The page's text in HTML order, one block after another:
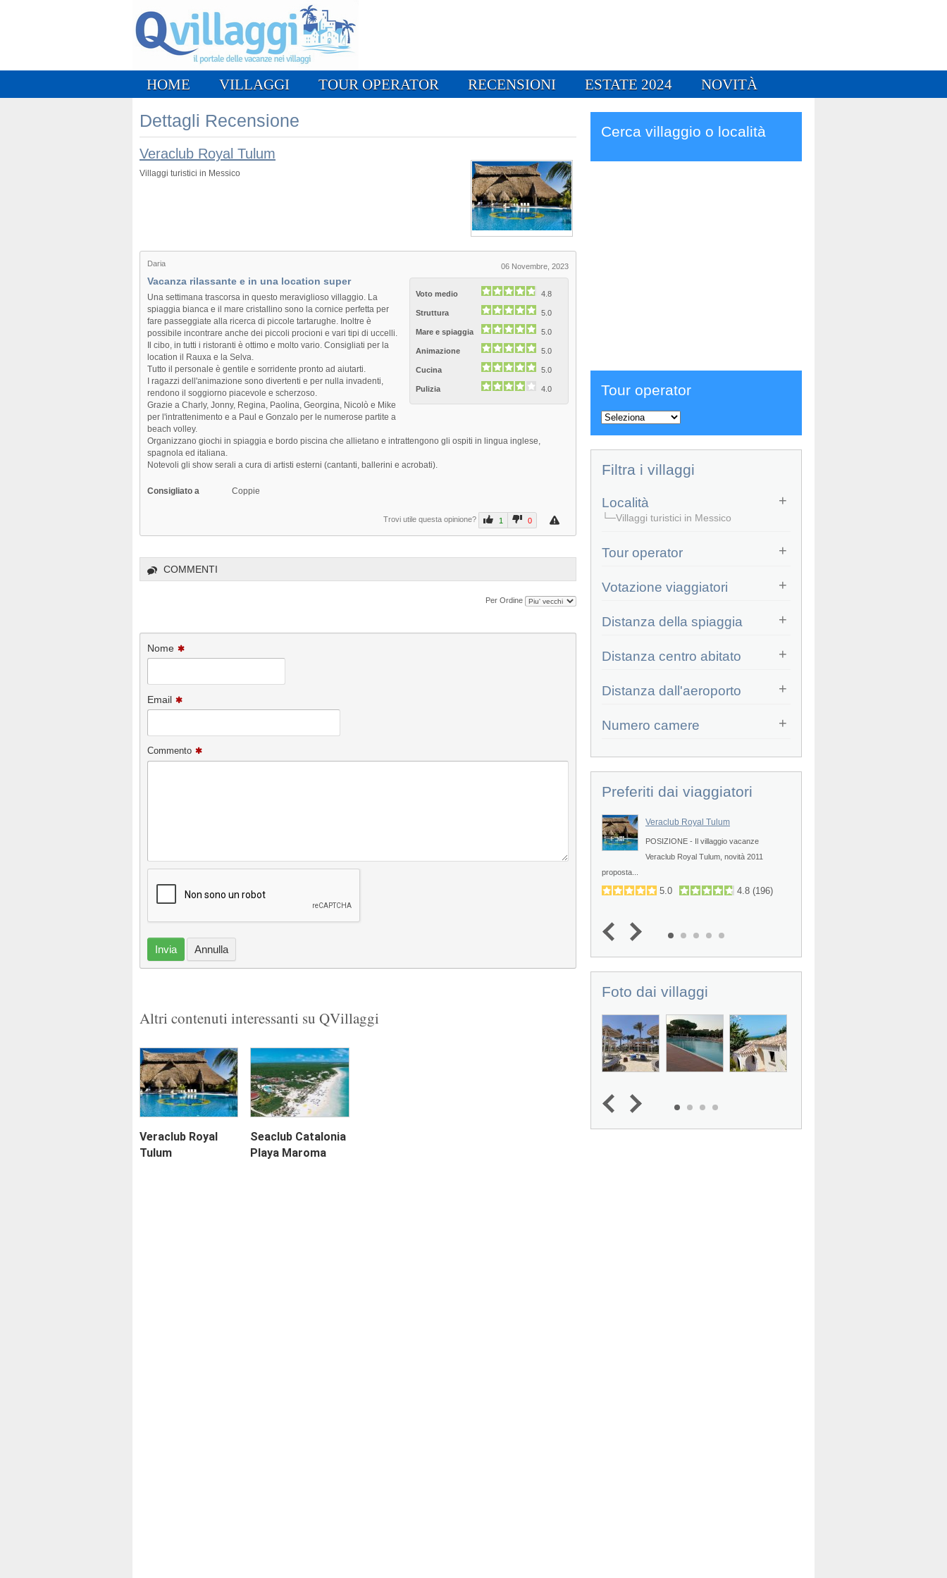
HOME VILLAGGI TOUR OPERATOR RECENSIONI ESTATE 2024 NOVITÀ
Dettagli Recensione
Veraclub Royal Tulum
Villaggi turistici in Messico
06 Novembre, 2023
Daria
Voto medio 4.8
Struttura 5.0
Mare e spiaggia 5.0
Animazione 5.0
Cucina 5.0
Pulizia 4.0
Vacanza rilassante e in una location super
Una settimana trascorsa in questo meraviglioso villaggio. La
spiaggia bianca e il mare cristallino sono la cornice perfetta per
fare passeggiate alla ricerca di piccole tartarughe. Inoltre è
possibile incontrare anche dei piccoli procioni e vari tipi di uccelli.
Il cibo, in tutti i ristoranti è ottimo e molto vario. Consigliati per la
location il Rauxa e la Selva.
Tutto il personale è gentile e sorridente pronto ad aiutarti.
I ragazzi dell'animazione sono divertenti e per nulla invadenti,
rendono il soggiorno piacevole e scherzoso.
Grazie a Charly, Jonny, Regina, Paolina, Georgina, Nicolò e Mike
per l'intrattenimento e a Paul e Gonzalo per le numerose partite a
beach volley.
Organizzano giochi in spiaggia e bordo piscina che allietano e intrattengono gli ospiti in lingua inglese,
spagnola ed italiana.
Notevoli gli show serali a cura di artisti esterni (cantanti, ballerini e acrobati).
Consigliato a Coppie
Trovi utile questa opinione? 1 0
COMMENTI
Per Ordine
Nome
Email
Commento
Invia Annulla
Altri contenuti interessanti su QVillaggi
Veraclub Royal
Tulum
Seaclub Catalonia
Playa Maroma
Cerca villaggio o località
Tour operator
Filtra i villaggi
Località
└─Villaggi turistici in Messico
Tour operator
Votazione viaggiatori
Distanza della spiaggia
Distanza centro abitato
Distanza dall'aeroporto
Numero camere
Preferiti dai viaggiatori
immerso nella natura incontaminata
Veraclub Royal Tulum
POSIZIONE - Il villaggio vacanze
Veraclub Royal Tulum, novità 2011
proposta...
5.0 4.8 (196)
Foto dai villaggi